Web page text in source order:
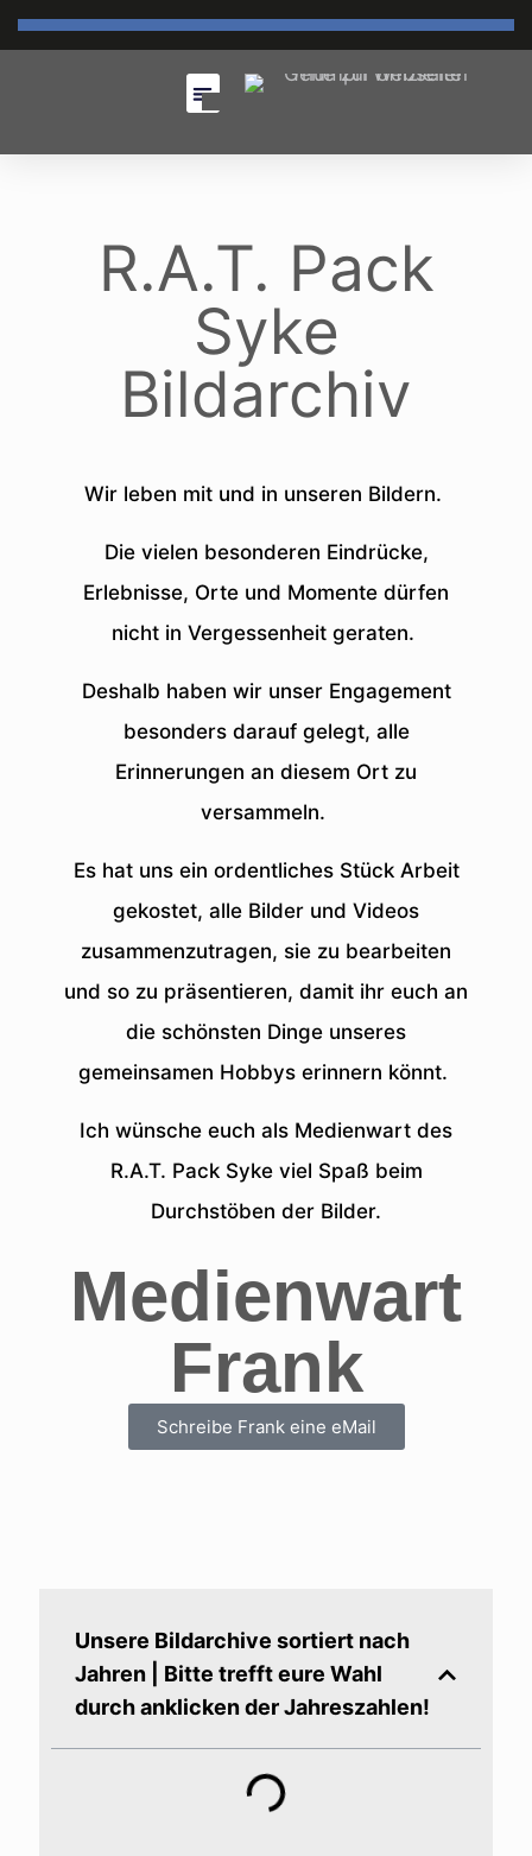
R.A.T. Pack
Syke
Bildarchiv
Wir leben mit und in unseren Bildern.
Die vielen besonderen Eindrücke,
Erlebnisse, Orte und Momente dürfen
nicht in Vergessenheit geraten.
Deshalb haben wir unser Engagement
besonders darauf gelegt, alle
Erinnerungen an diesem Ort zu
versammeln.
Es hat uns ein ordentliches Stück Arbeit
gekostet, alle Bilder und Videos
zusammenzutragen, sie zu bearbeiten
und so zu präsentieren, damit ihr euch an
die schönsten Dinge unseres
gemeinsamen Hobbys erinnern könnt.
Ich wünsche euch als Medienwart des
R.A.T. Pack Syke viel Spaß beim
Durchstöben der Bilder.
Medienwart
Frank
Schreibe Frank eine eMail
Unsere Bildarchive sortiert nach
Jahren | Bitte trefft eure Wahl
durch anklicken der Jahreszahlen!